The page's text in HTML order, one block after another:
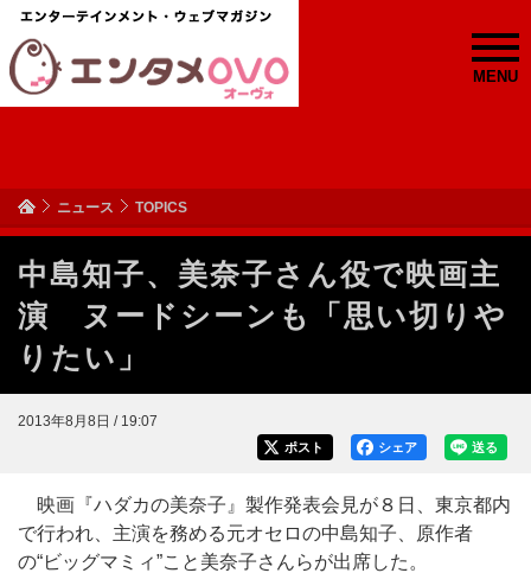
MENU
ニュース TOPICS
中島知子、美奈子さん役で映画主
演 ヌードシーンも「思い切りや
りたい」
2013年8月8日 / 19:07
送る
シェア
ポスト
映画『ハダカの美奈子』製作発表会見が８日、東京都内
で行われ、主演を務める元オセロの中島知子、原作者
の“ビッグマミィ”こと美奈子さんらが出席した。